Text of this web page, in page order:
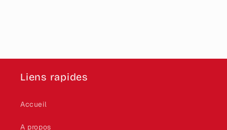
Liens rapides
Accueil
A propos